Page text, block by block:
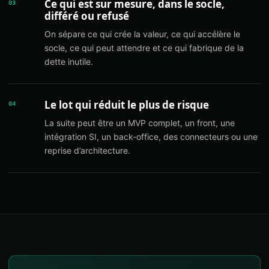
03
Ce qui est sur mesure, dans le socle,
différé ou refusé
On sépare ce qui crée la valeur, ce qui accélère le
socle, ce qui peut attendre et ce qui fabrique de la
dette inutile.
04 Le lot qui réduit le plus de risque
La suite peut être un MVP complet, un front, une
intégration SI, un back-office, des connecteurs ou une
reprise d’architecture.